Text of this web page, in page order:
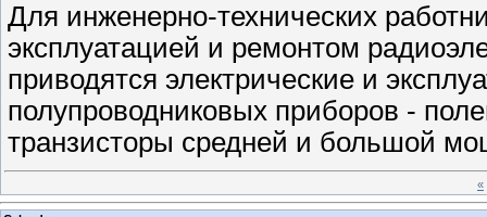
Для инженерно-технических
эксплуатацией и ремонтом
приводятся электрические и
полупроводниковых приборов -
транзисторы средней и большой
«